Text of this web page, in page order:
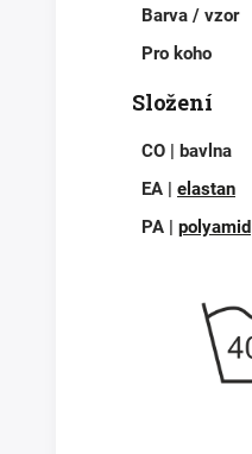
Barva / vzor
Pro koho
Složení
CO | bavlna
EA | elastan
PA | polyamid